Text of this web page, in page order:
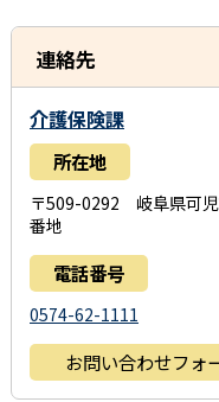
連絡先
介護保険課
所在地
〒509-0292 岐阜県可児
番地
電話番号
0574-62-1111
お問い合わせフォ